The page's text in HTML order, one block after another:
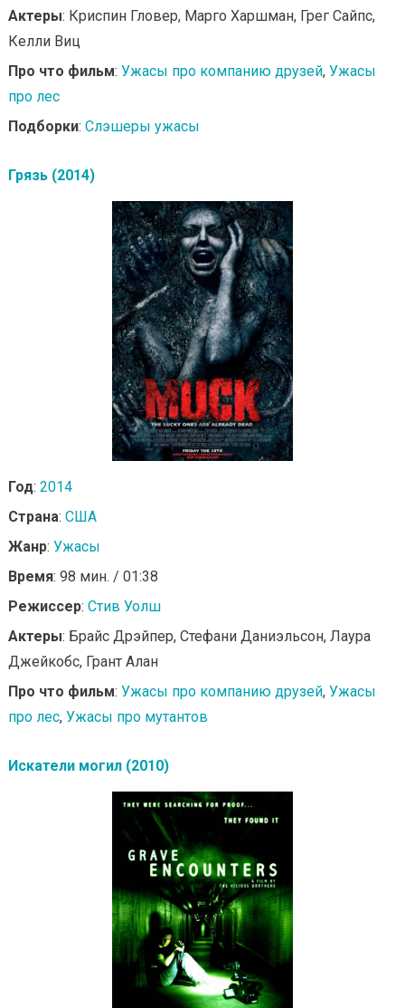
Актеры: Криспин Гловер, Марго Харшман, Грег Сайпс,
Келли Виц
Про что фильм: Ужасы про компанию друзей, Ужасы
про лес
Подборки: Слэшеры ужасы
Грязь (2014)
Год: 2014
Страна: США
Жанр: Ужасы
Время: 98 мин. / 01:38
Режиссер: Стив Уолш
Актеры: Брайс Дрэйпер, Стефани Даниэльсон, Лаура
Джейкобс, Грант Алан
Про что фильм: Ужасы про компанию друзей, Ужасы
про лес, Ужасы про мутантов
Искатели могил (2010)